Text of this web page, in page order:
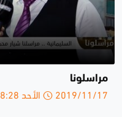
مراسلونا
2019/11/17 الأحد 18:28 م